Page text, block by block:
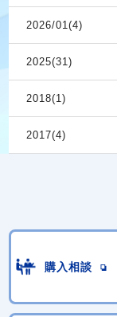
2026/01(4)
2025(31)
2018(1)
2017(4)
購入相談